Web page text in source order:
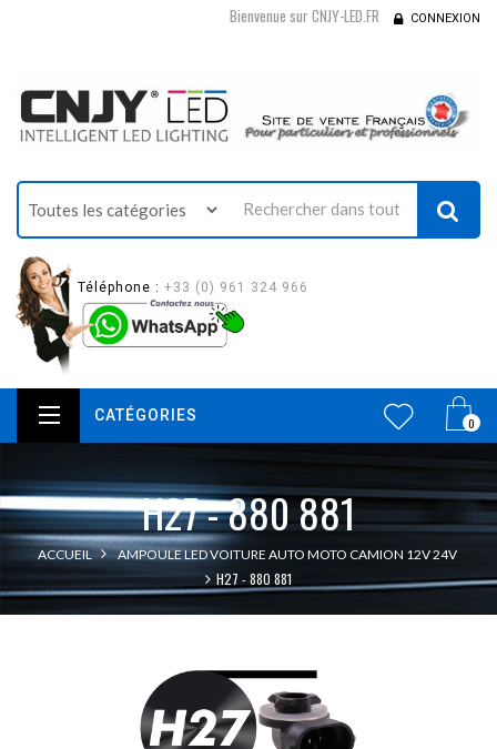
Bienvenue sur CNJY-LED.FR CONNEXION
Téléphone : +33 (0) 961 324 966
0
CATÉGORIES
H27 - 880 881
ACCUEIL AMPOULE LED VOITURE AUTO MOTO CAMION 12V 24V
H27 - 880 881